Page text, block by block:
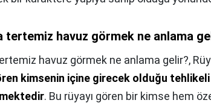
tertemiz havuz görmek ne anlama
havuz görmek ne anlama gelir?,
kimsenin içine girecek olduğu
. Bu rüyayı gören bir kimse hem